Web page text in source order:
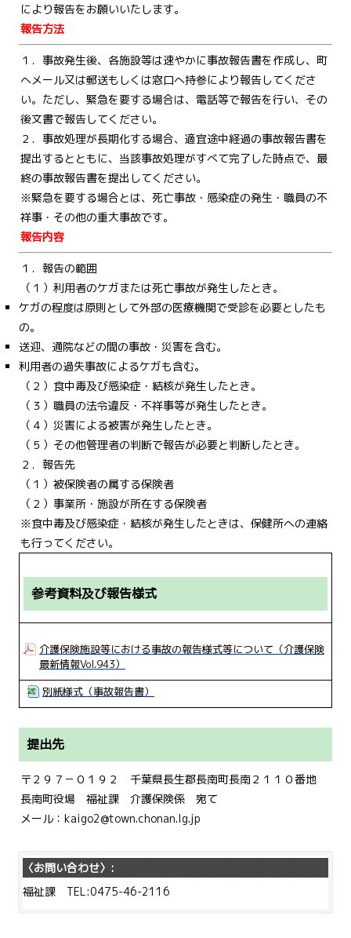
により報告をお願いいたします。
報告方法
１．事故発生後、各施設等は速やかに事故報告書を作成し、町
へメール又は郵送もしくは窓口へ持参により報告してくださ
い。ただし、緊急を要する場合は、電話等で報告を行い、その
後文書で報告してください。
２．事故処理が長期化する場合、適宜途中経過の事故報告書を
提出するとともに、当該事故処理がすべて完了した時点で、最
終の事故報告書を提出してください。
※緊急を要する場合とは、死亡事故・感染症の発生・職員の不
祥事・その他の重大事故です。
報告内容
１．報告の範囲
（１）利用者のケガまたは死亡事故が発生したとき。
ケガの程度は原則として外部の医療機関で受診を必要としたも
の。
送迎、通院などの間の事故・災害を含む。
利用者の過失事故によるケガも含む。
（２）食中毒及び感染症・結核が発生したとき。
（３）職員の法令違反・不祥事等が発生したとき。
（４）災害による被害が発生したとき。
（５）その他管理者の判断で報告が必要と判断したとき。
２．報告先
（１）被保険者の属する保険者
（２）事業所・施設が所在する保険者
※食中毒及び感染症・結核が発生したときは、保健所への連絡
も行ってください。
参考資料及び報告様式
介護保険施設等における事故の報告様式等について（介護保険
最新情報Vol.943）
別紙様式（事故報告書）
提出先
〒２９７－０１９２ 千葉県長生郡長南町長南２１１０番地
長南町役場 福祉課 介護保険係 宛て
メール：kaigo2@town.chonan.lg.jp
〈お問い合わせ〉:
福祉課 TEL:0475-46-2116